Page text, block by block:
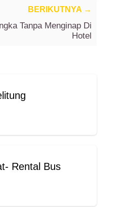
BERIKUTNYA →
Tanpa Menginap Di
Hotel
Rental Bus